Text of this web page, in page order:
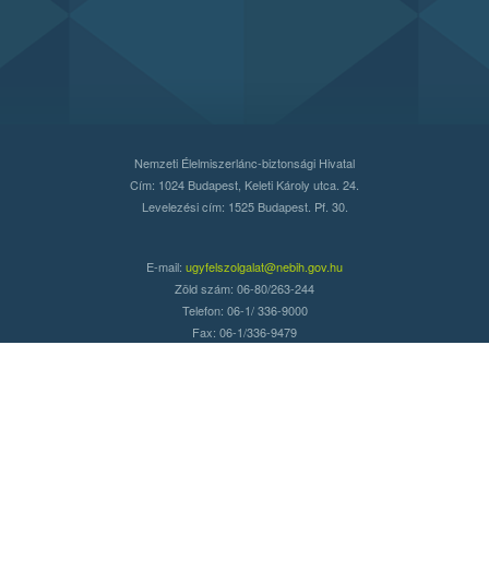
Nemzeti Élelmiszerlánc-biztonsági Hivatal
Cím: 1024 Budapest, Keleti Károly utca. 24.
Levelezési cím: 1525 Budapest. Pf. 30.
E-mail: ugyfelszolgalat@nebih.gov.hu
Zöld szám: 06-80/263-244
Telefon: 06-1/ 336-9000
Fax: 06-1/336-9479